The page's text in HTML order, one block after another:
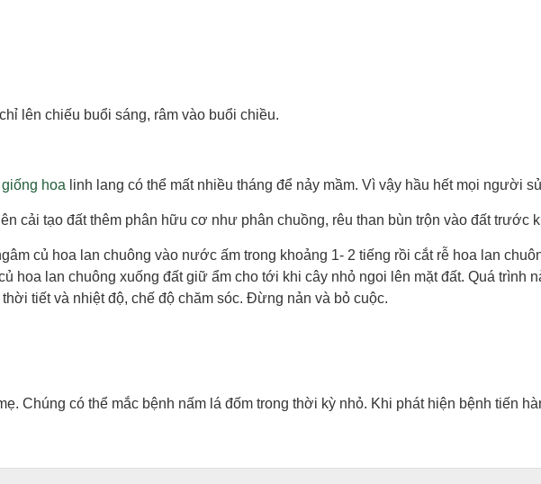
lên chiếu buổi sáng, râm vào buổi chiều.
giống hoa linh lang có thể mất nhiều tháng để nảy mầm. Vì vậy hầu hết mọi người
cải tạo đất thêm phân hữu cơ như phân chuồng, rêu than bùn trộn vào đất trước
củ hoa lan chuông vào nước ấm trong khoảng 1- 2 tiếng rồi cắt rễ hoa lan
hoa lan chuông xuống đất giữ ẩm cho tới khi cây nhỏ ngoi lên mặt đất. Quá trình
tiết và nhiệt độ, chế độ chăm sóc. Đừng nản và bỏ cuộc.
Chúng có thể mắc bệnh nấm lá đốm trong thời kỳ nhỏ. Khi phát hiện bệnh tiến